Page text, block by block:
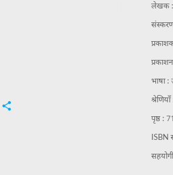
लेखक :
भाषा :
श्रेणियाँ
पृष्ठ :
ISBN